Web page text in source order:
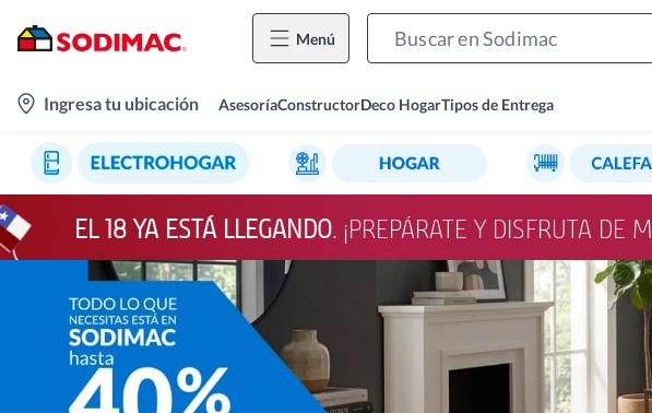
Menú
location-
Ingresa tu ubicación AsesoríaConstructorDeco HogarTipos de Entrega
EL 18 YA ESTÁ LLEGANDO. ¡PREPÁRATE Y DISFRUTA DE